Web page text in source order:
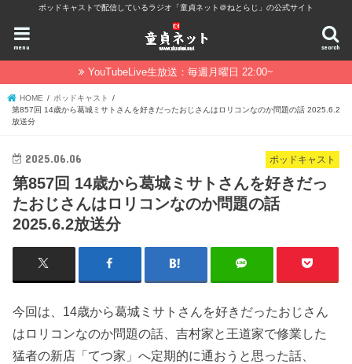
ポッドキャストで配信しているラジオ「童貞ネット＠ねとらじ」の公式サイト
search
menu
YouTubeLive生放送：毎週月曜日 22:00~
HOME
ポッドキャスト
第857回 14歳から葛城ミサトさんを好きだったおじさんはロリコンなのか問題の話 2025.6.2
放送分
ポッドキャスト
2025.06.06
第857回 14歳から葛城ミサトさんを好きだっ
たおじさんはロリコンなのか問題の話
2025.6.2放送分
今回は、14歳から葛城ミサトさんを好きだったおじさん
はロリコンなのか問題の話、吉村家と王道家で修業した
猛者の新店「てつ家」へ定期的に通おうと思った話、